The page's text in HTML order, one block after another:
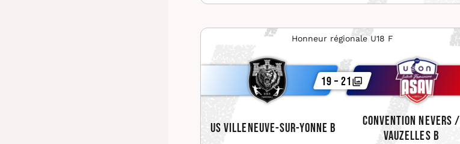
Honneur régionale U18 F
US Villeneuve-sur-Yonne B
Convention Nevers /
Vauzelles B
19 – 21